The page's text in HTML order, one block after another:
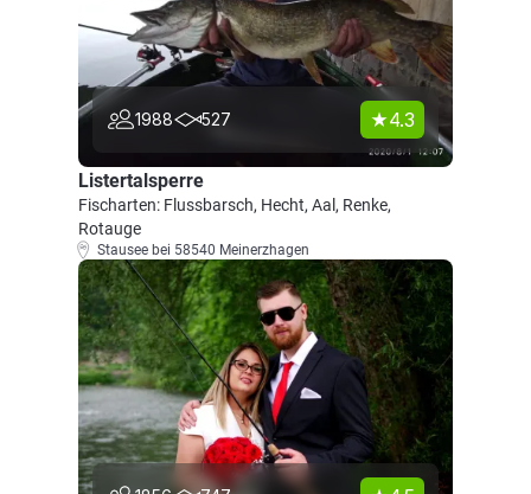
1988 527 4.3
Listertalsperre
Fischarten: Flussbarsch, Hecht, Aal, Renke,
Rotauge
Stausee bei 58540 Meinerzhagen